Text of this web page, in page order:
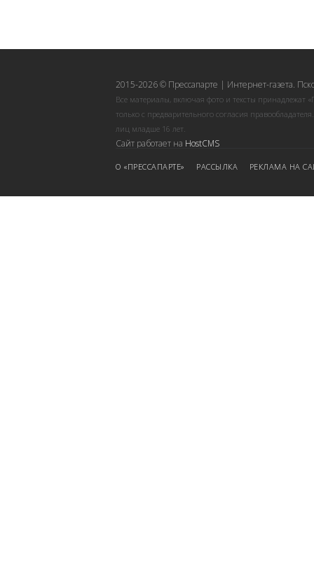
2015-2026 © Прессапарте | Интернет-газета.
Все материалы, включая фото и тексты принадлежат
только с предварительного согласия
лиц младше 16 лет.
Сайт работает на HostCMS
О «ПРЕССАПАРТЕ» РАССЫЛКА РЕКЛАМА НА